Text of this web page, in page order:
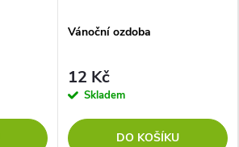
Vánoční ozdoba
12 Kč
Skladem
DO KOŠÍKU